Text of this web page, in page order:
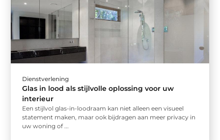
Dienstverlening
Glas in lood als stijlvolle oplossing voor uw
interieur
Een stijlvol glas-in-loodraam kan niet alleen een visueel
statement maken, maar ook bijdragen aan meer privacy in
uw woning of ...